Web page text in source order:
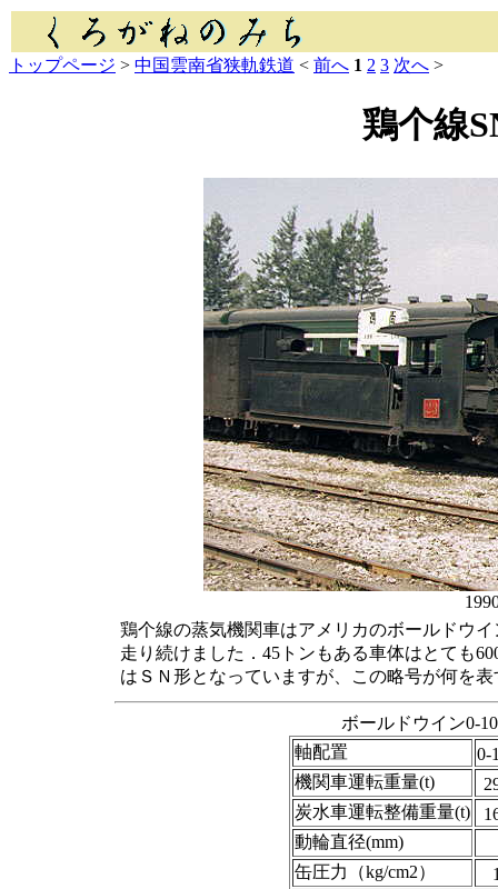
トップページ > 中国雲南省狭軌鉄道 < 前へ 1 2 3 次へ >
鶏个線
鶏个線の蒸気機関車はアメリカのボールドウ
走り続けました．45トンもある車体はとても
はＳＮ形となっていますが、この略号が何を
ボールドウイン0-
軸配置
0-
機関車運転重量(t)
炭水車運転整備重量(t)
動輪直径(mm)
缶圧力（kg/cm2）